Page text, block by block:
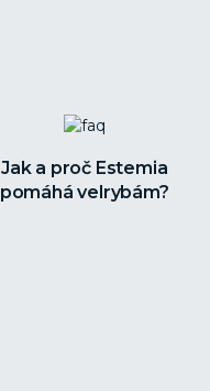
Jak a proč Estemia
pomáhá velrybám?